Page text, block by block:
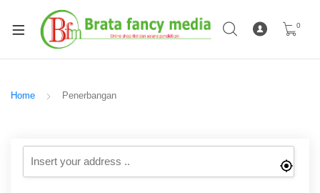
0
Home Penerbangan